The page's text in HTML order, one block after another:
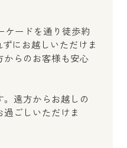
ケードを通り徒歩約
にお越しいただけま
らのお客様も安心
遠方からお越しの
ごしいただけま